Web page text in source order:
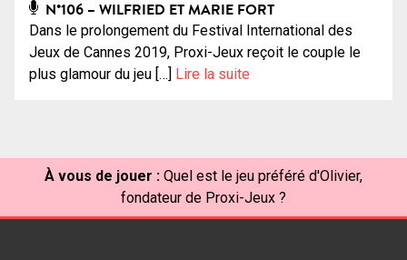
N°106 – WILFRIED ET MARIE FORT
Dans le prolongement du Festival International des
Jeux de Cannes 2019, Proxi-Jeux reçoit le couple le
plus glamour du jeu […] Lire la suite
À vous de jouer : Quel est le jeu préféré d'Olivier,
fondateur de Proxi-Jeux ?